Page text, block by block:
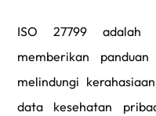
ISO 27799 adalah
memberikan
melindungi
data kesehatan